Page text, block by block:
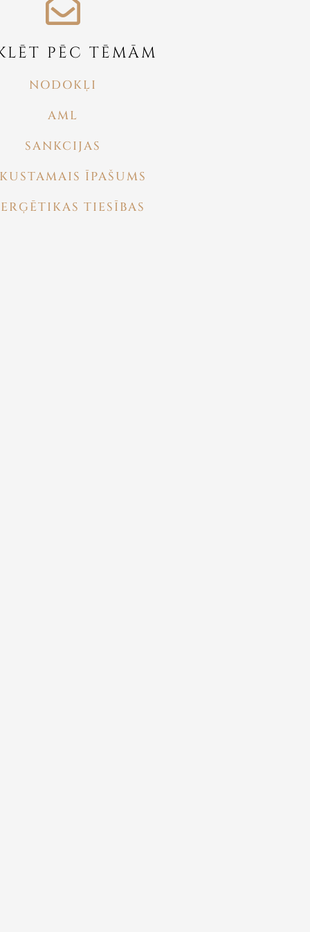
PĒC TĒMĀM
NODOKĻI
AML
SANKCIJAS
ĪPAŠUMS
TIESĪBAS